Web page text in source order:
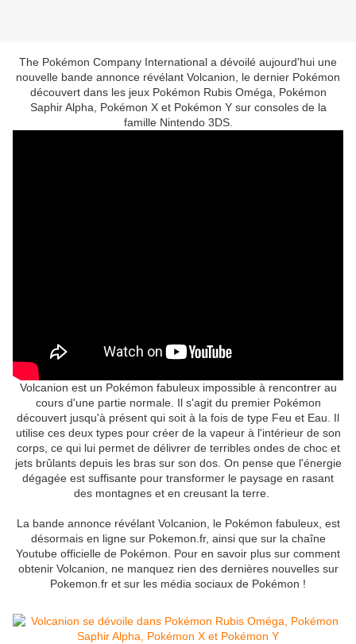
The Pokémon Company International a dévoilé aujourd'hui une
nouvelle bande annonce révélant Volcanion, le dernier Pokémon
découvert dans les jeux Pokémon Rubis Oméga, Pokémon
Saphir Alpha, Pokémon X et Pokémon Y sur consoles de la
famille Nintendo 3DS.
Volcanion est un Pokémon fabuleux impossible à rencontrer au
cours d'une partie normale. Il s'agit du premier Pokémon
découvert jusqu'à présent qui soit à la fois de type Feu et Eau. Il
utilise ces deux types pour créer de la vapeur à l'intérieur de son
corps, ce qui lui permet de délivrer de terribles ondes de choc et
jets brûlants depuis les bras sur son dos. On pense que l'énergie
dégagée est suffisante pour transformer le paysage en rasant
des montagnes et en creusant la terre.
La bande annonce révélant Volcanion, le Pokémon fabuleux, est
désormais en ligne sur Pokemon.fr, ainsi que sur la chaîne
Youtube officielle de Pokémon. Pour en savoir plus sur comment
obtenir Volcanion, ne manquez rien des dernières nouvelles sur
Pokemon.fr et sur les média sociaux de Pokémon !